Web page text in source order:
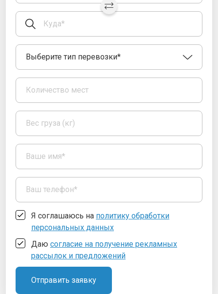
Я соглашаюсь на политику обработки
персональных данных
Даю согласие на получение рекламных
рассылок и предложений
Отправить заявку